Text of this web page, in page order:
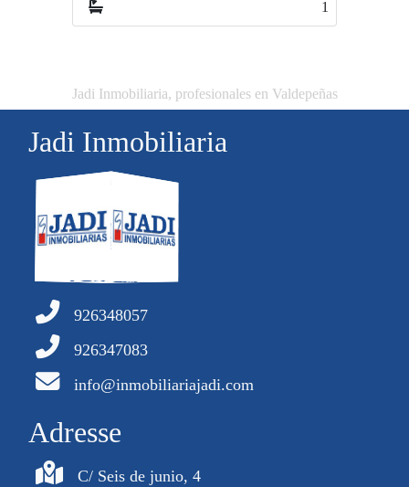
Jadi Inmobiliaria, profesionales en Valdepeñas
Jadi Inmobiliaria
926348057
926347083
info@inmobiliariajadi.com
Adresse
C/ Seis de junio, 4